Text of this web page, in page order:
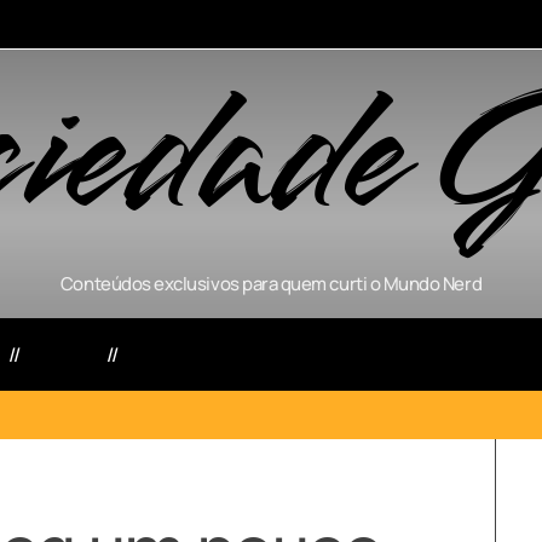
Conteúdos exclusivos para quem curti o Mundo Nerd